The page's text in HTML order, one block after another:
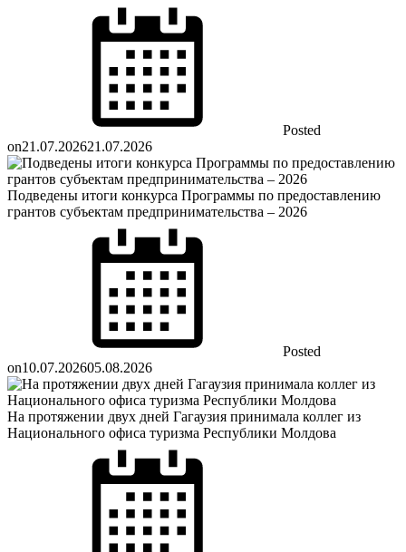
Posted
on21.07.202621.07.2026
Подведены итоги конкурса Программы по предоставлению
грантов субъектам предпринимательства – 2026
Posted
on10.07.202605.08.2026
На протяжении двух дней Гагаузия принимала коллег из
Национального офиса туризма Республики Молдова